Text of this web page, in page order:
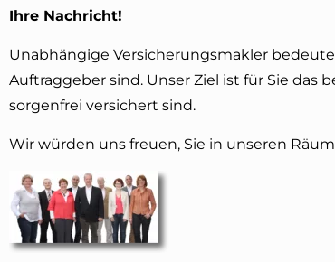
Ihre Nachricht!
Unabhängige Versicherungsmakler
Auftraggeber sind. Unser Ziel ist für Sie
sorgenfrei versichert sind.
Wir würden uns freuen, Sie in unseren